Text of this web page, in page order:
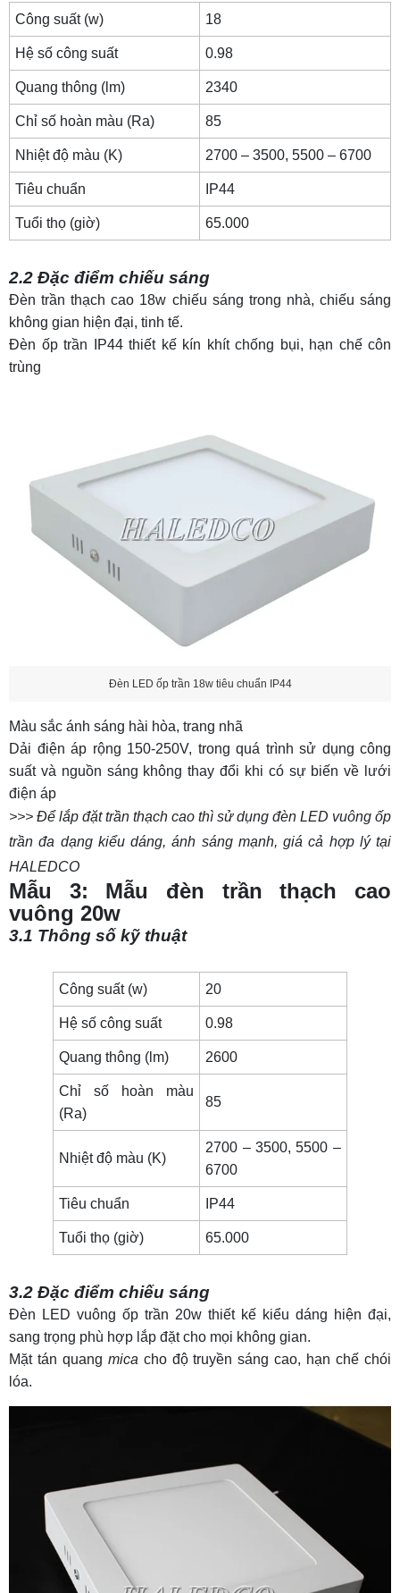
14. Mua đèn ốp trần thạch cao giá tốt ở đâu?
Công suất (w) 18
Hệ số công suất 0.98
Quang thông (lm) 2340
Chỉ số hoàn màu (Ra) 85
Nhiệt độ màu (K) 2700 – 3500, 5500 – 6700
Tiêu chuẩn IP44
Tuổi thọ (giờ) 65.000
2.2 Đặc điểm chiếu sáng
Đèn trần thạch cao 18w chiếu sáng trong nhà, chiếu sáng
không gian hiện đại, tinh tế.
Đèn ốp trần IP44 thiết kế kín khít chống bụi, hạn chế côn
trùng
Đèn LED ốp trần 18w tiêu chuẩn IP44
Màu sắc ánh sáng hài hòa, trang nhã
Dải điện áp rộng 150-250V, trong quá trình sử dụng công
suất và nguồn sáng không thay đổi khi có sự biến về lưới
điện áp
>>> Để lắp đặt trần thạch cao thì sử dụng đèn LED vuông ốp
trần đa dạng kiểu dáng, ánh sáng mạnh, giá cả hợp lý tại
HALEDCO
Mẫu 3: Mẫu đèn trần thạch cao
vuông 20w
3.1 Thông số kỹ thuật
Công suất (w) 20
Hệ số công suất 0.98
Quang thông (lm) 2600
Chỉ số hoàn màu
(Ra)
85
Nhiệt độ màu (K)
2700 – 3500, 5500 –
6700
Tiêu chuẩn IP44
Tuổi thọ (giờ) 65.000
3.2 Đặc điểm chiếu sáng
Đèn LED vuông ốp trần 20w thiết kế kiểu dáng hiện đại,
sang trọng phù hợp lắp đặt cho mọi không gian.
Mặt tán quang mica cho độ truyền sáng cao, hạn chế chói
lóa.